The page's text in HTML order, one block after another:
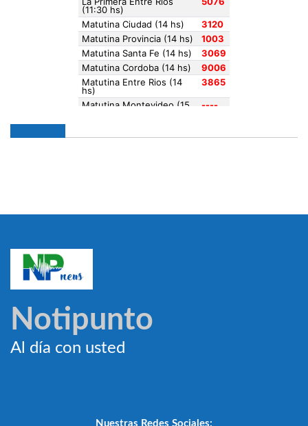
Notipunto
Al día con usted
Nuestras Redes Sociales: